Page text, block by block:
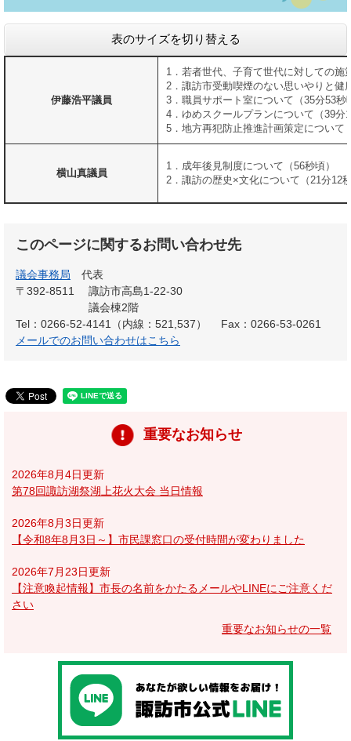
表のサイズを切り替える
伊藤浩平議員
1．若者世代、子育て世代に対しての施
2．諏訪市受動喫煙のない思いやりと健
3．職員サポート室について（35分53秒
4．ゆめスクールプランについて（39分
5．地方再犯防止推進計画策定について
横山真議員
1．成年後見制度について（56秒頃）
2．諏訪の歴史×文化について（21分12
このページに関するお問い合わせ先
議会事務局
代表
〒392-8511
諏訪市高島1-22-30
議会棟2階
Tel：0266-52-4141（内線：521,537）
Fax：0266-53-0261
メールでのお問い合わせはこちら
重要なお知らせ
2026年8月4日更新
第78回諏訪湖祭湖上花火大会 当日情報
2026年8月3日更新
【令和8年8月3日～】市民課窓口の受付時間が変わりました
2026年7月23日更新
【注意喚起情報】市長の名前をかたるメールやLINEにご注意くだ
さい
重要なお知らせの一覧